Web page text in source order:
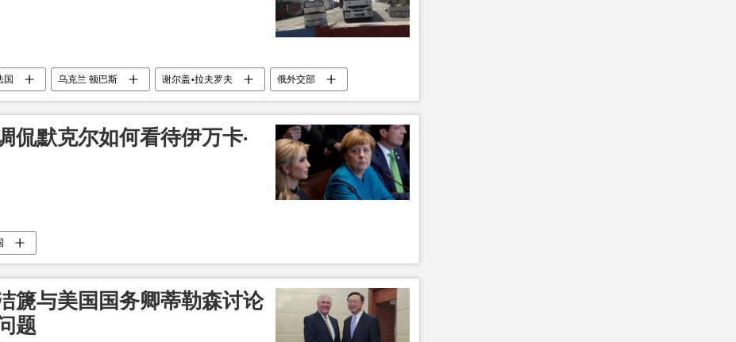
国 乌克兰 顿巴斯 谢尔盖•拉夫罗夫
俄外交部
侃默克尔如何看待伊万卡·
篪与美国国务卿蒂勒森讨论
题